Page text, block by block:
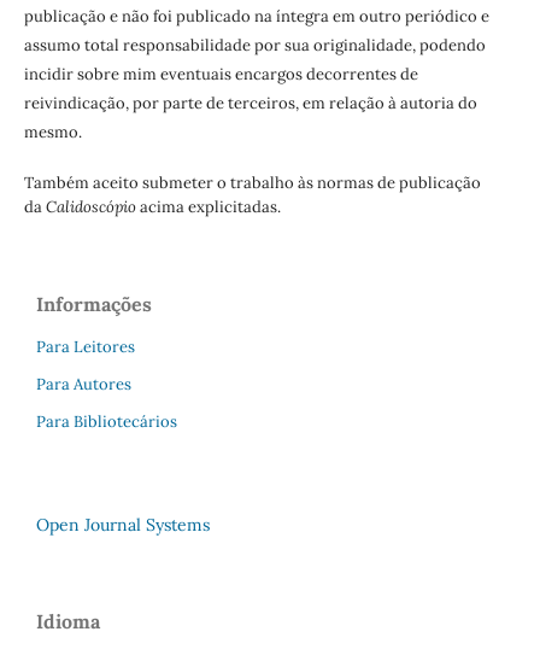
publicação e não foi publicado na íntegra em outro periódico e
assumo total responsabilidade por sua originalidade, podendo
incidir sobre mim eventuais encargos decorrentes de
reivindicação, por parte de terceiros, em relação à autoria do
mesmo.
Também aceito submeter o trabalho às normas de publicação
daCalidoscópioacima explicitadas.
Informações
Para Leitores
Para Autores
Para Bibliotecários
Open Journal Systems
Idioma